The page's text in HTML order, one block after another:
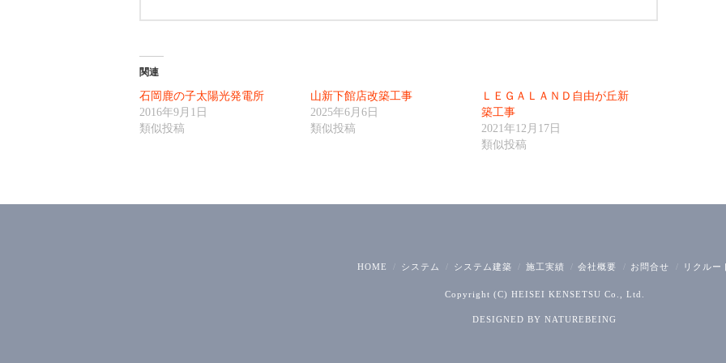
関連
石岡鹿の子太陽光発電所
2016年9月1日
類似投稿
山新下館店改築工事
2025年6月6日
類似投稿
ＬＥＧＡＬＡＮＤ自由が丘新
築工事
2021年12月17日
類似投稿
HOME システム システム建築 施工実績 会社概要 お問合せ リクルー
Copyright (C) HEISEI KENSETSU Co., Ltd.
DESIGNED BY NATUREBEING